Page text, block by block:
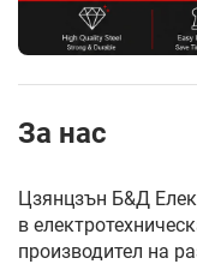
За нас
Цзянцзън Б&Д
в
производител на